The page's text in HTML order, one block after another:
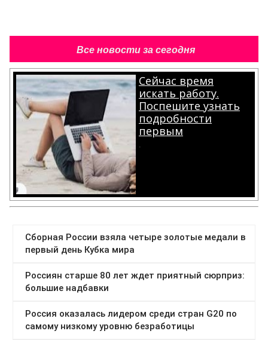
Все новости за сегодня
Сейчас время
искать работу.
Поспешите узнать
подробности
первым
.